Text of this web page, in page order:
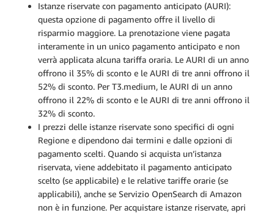
Istanze riservate con pagamento anticipato (AURI):
questa opzione di pagamento offre il livello di
risparmio maggiore. La prenotazione viene pagata
interamente in un unico pagamento anticipato e non
verrà applicata alcuna tariffa oraria. Le AURI di un anno
offrono il 35% di sconto e le AURI di tre anni offrono il
52% di sconto. Per T3.medium, le AURI di un anno
offrono il 22% di sconto e le AURI di tre anni offrono il
32% di sconto.
I prezzi delle istanze riservate sono specifici di ogni
Regione e dipendono dai termini e dalle opzioni di
pagamento scelti. Quando si acquista un’istanza
riservata, viene addebitato il pagamento anticipato
scelto (se applicabile) e le relative tariffe orarie (se
applicabili), anche se Servizio OpenSearch di Amazon
non è in funzione. Per acquistare istanze riservate, apri